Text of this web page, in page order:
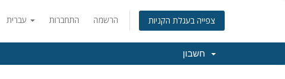
התחברות הרשמה צפייה בעגלת הקניות